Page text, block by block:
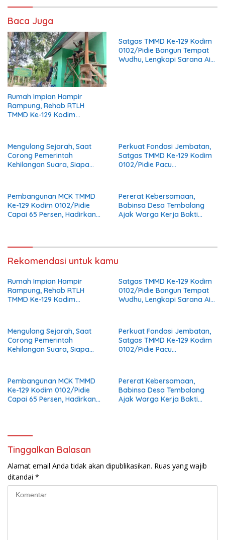
Baca Juga
Rumah Impian Hampir
Rampung, Rehab RTLH
TMMD Ke-129 Kodim
Satgas TMMD Ke-129 Kodim
0102/Pidie Bangun Tempat
Wudhu, Lengkapi Sarana Air
Mengulang Sejarah, Saat
Corong Pemerintah
Kehilangan Suara, Siapa
Perkuat Fondasi Jembatan,
Satgas TMMD Ke-129 Kodim
0102/Pidie Pacu
Pembangunan MCK TMMD
Ke-129 Kodim 0102/Pidie
Capai 65 Persen, Hadirkan
Pererat Kebersamaan,
Babinsa Desa Tembalang
Ajak Warga Kerja Bakti
Rekomendasi untuk kamu
Rumah Impian Hampir
Rampung, Rehab RTLH
TMMD Ke-129 Kodim
Satgas TMMD Ke-129 Kodim
0102/Pidie Bangun Tempat
Wudhu, Lengkapi Sarana Air
Mengulang Sejarah, Saat
Corong Pemerintah
Kehilangan Suara, Siapa
Perkuat Fondasi Jembatan,
Satgas TMMD Ke-129 Kodim
0102/Pidie Pacu
Pembangunan MCK TMMD
Ke-129 Kodim 0102/Pidie
Capai 65 Persen, Hadirkan
Pererat Kebersamaan,
Babinsa Desa Tembalang
Ajak Warga Kerja Bakti
Tinggalkan Balasan
Alamat email Anda tidak akan dipublikasikan. Ruas yang wajib
ditandai *